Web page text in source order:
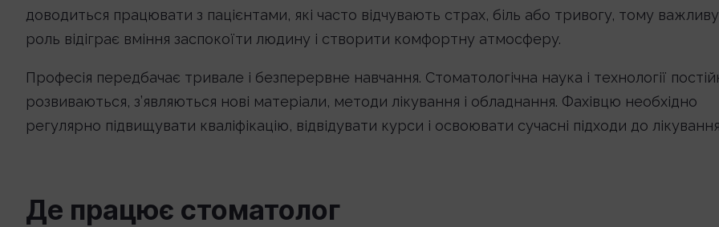
доводиться працювати з пацієнтами, які часто відчувають страх, біль або тривогу, тому важливу
роль відіграє вміння заспокоїти людину і створити комфортну атмосферу.
Професія передбачає тривале і безперервне навчання. Стоматологічна наука і технології
розвиваються, з’являються нові матеріали, методи лікування і обладнання. Фахівцю необхідно
регулярно підвищувати кваліфікацію, відвідувати курси і освоювати сучасні підходи до
Де працює стоматолог